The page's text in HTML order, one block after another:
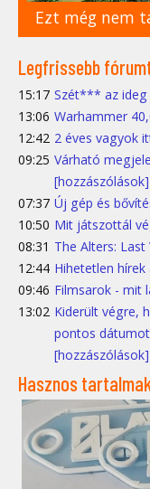
Ezt még nem
Legfrissebb
15:17 Szét*** az ideg
13:06 Warhammer
12:42 2 éves vagyok
09:25 Várható
[hozzászólások]
07:37 Új gép és
10:50 Mit játszottál
08:31 The Alters:
12:44 Hihetetlen
09:46 Filmsarok - mit
13:02 Kiderült végre,
pontos
[hozzászólások]
Hasznos